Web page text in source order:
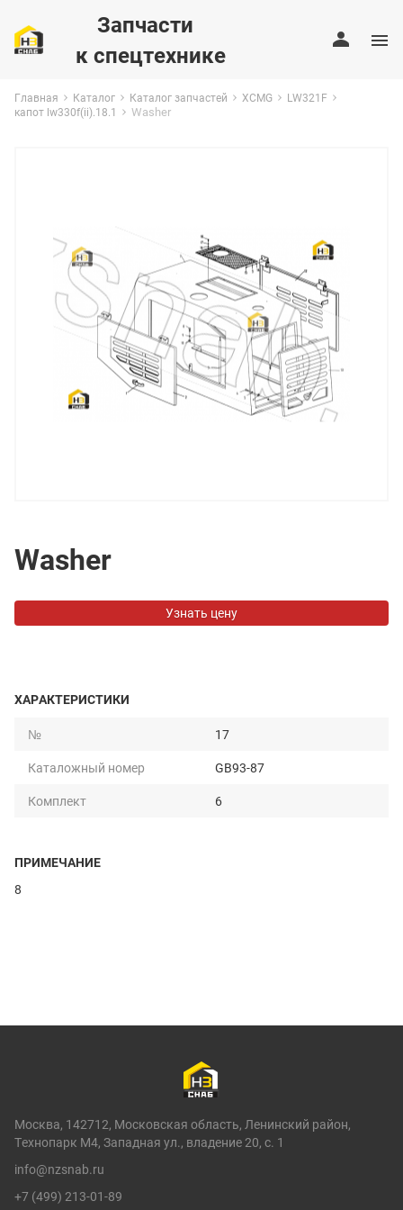
Запчасти
к спецтехнике
Главная Каталог Каталог запчастей XCMG
LW321F
капот lw330f(ii).18.1
Washer
Washer
Узнать цену
ХАРАКТЕРИСТИКИ
№
17
Каталожный номер
GB93-87
Комплект
6
ПРИМЕЧАНИЕ
8
Москва, 142712, Московская область, Ленинский район,
Технопарк М4, Западная ул., владение 20, с. 1
info@nzsnab.ru
+7 (499) 213-01-89